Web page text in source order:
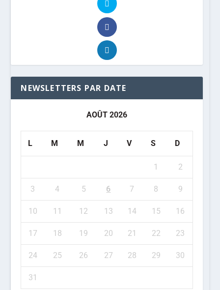
NEWSLETTERS PAR DATE
AOÛT 2026
L M M J V S D
1 2
3 4 5 6 7 8 9
10 11 12 13 14 15 16
17 18 19 20 21 22 23
24 25 26 27 28 29 30
31